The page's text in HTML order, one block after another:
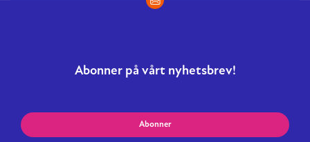
Abonner på vårt nyhetsbrev!
Abonner